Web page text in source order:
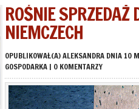
ROŚNIE SPRZEDAŻ
NIEMCZECH
OPUBLIKOWAŁ(A)ALEKSANDRADNIA 10
GOSPODARKA| 0 KOMENTARZY